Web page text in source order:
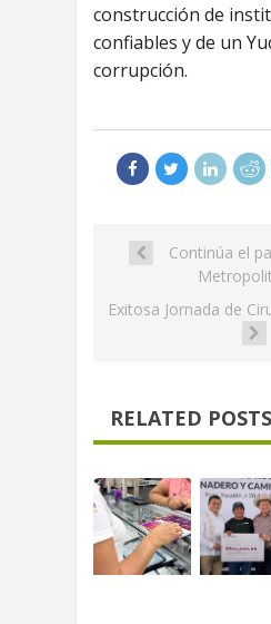
construcción de
confiables y de un
corrupción.
Continúa el
Exitosa Jornada de
RELATED POSTS